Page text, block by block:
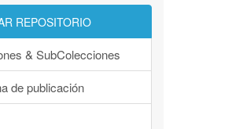
REPOSITORIO
& SubColecciones
de publicación